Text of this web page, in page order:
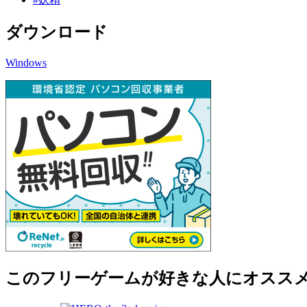
ダウンロード
Windows
このフリーゲームが好きな人にオスス